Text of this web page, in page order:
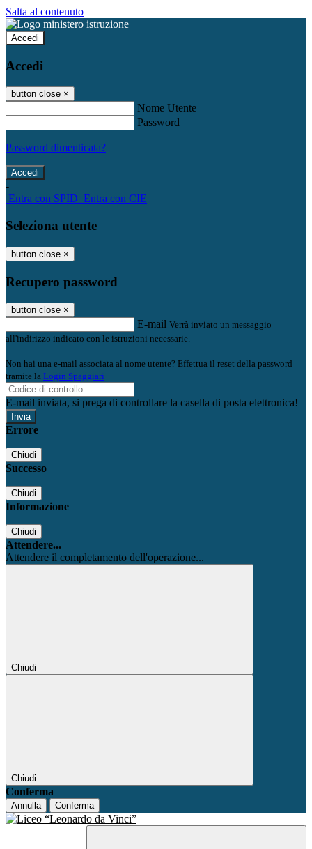
Salta al contenuto
Accedi
Accedi
button close ×
Nome Utente
Password
Password dimenticata?
-
Entra con SPID Entra con CIE
Seleziona utente
button close ×
Recupero password
button close ×
E-mail Verrà inviato un messaggio
all'indirizzo indicato con le istruzioni necessarie.
Non hai una e-mail associata al nome utente? Effettua il reset della password
tramite la Login Spaggiari
E-mail inviata, si prega di controllare la casella di posta elettronica!
Errore
Chiudi
Successo
Chiudi
Informazione
Chiudi
Attendere...
Attendere il completamento dell'operazione...
Chiudi
Chiudi
Conferma
Annulla Conferma